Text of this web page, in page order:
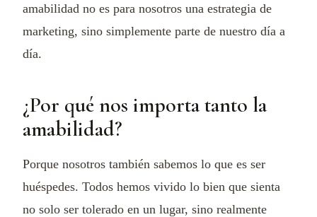
amabilidad no es para nosotros una estrategia de
marketing, sino simplemente parte de nuestro día a
día.
¿Por qué nos importa tanto la
amabilidad?
Porque nosotros también sabemos lo que es ser
huéspedes. Todos hemos vivido lo bien que sienta
no solo ser tolerado en un lugar, sino realmente